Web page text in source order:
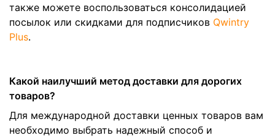
также можете воспользоваться консолидацией
посылок или скидками для подписчиков Qwintry
Plus.
Какой наилучший метод доставки для дорогих
товаров?
Для международной доставки ценных товаров вам
необходимо выбрать надежный способ и